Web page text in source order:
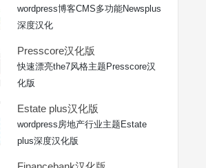
wordpress博客CMS多功能Newsplus
深度汉化
Presscore汉化版
快速漂亮the7风格主题Presscore汉
化版
Estate plus汉化版
wordpress房地产行业主题Estate
plus深度汉化版